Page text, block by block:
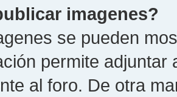
imagenes?
se pueden
permite
al foro. De otra